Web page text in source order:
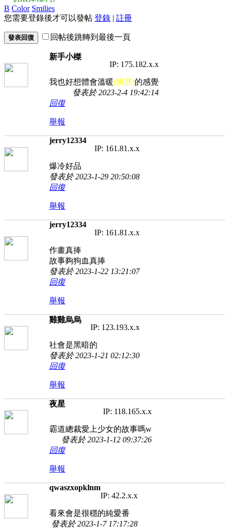
B Color Smilies
您需要登錄後才可以發帖 登錄 | 註冊
發表回復 回帖後跳轉到最後一頁
新手小榤
IP: 175.182.x.x
我也好想體會溫暖(胸部)的感覺
發表於 2023-2-4 19:42:14
回復
舉報
jerry12334
IP: 161.81.x.x
爆冷好品
發表於 2023-1-29 20:50:08
回復
舉報
jerry12334
IP: 161.81.x.x
作畫真捧
故事夠狗血真捧
發表於 2023-1-22 13:21:07
回復
舉報
雞雞烏烏
IP: 123.193.x.x
社會是黑暗的
發表於 2023-1-21 02:12:30
回復
舉報
夜星
IP: 118.165.x.x
霸道總裁愛上少女的故事嗎w
發表於 2023-1-12 09:37:26
回復
舉報
qwaszxopklnm
IP: 42.2.x.x
看來會是很穩的純愛番
發表於 2023-1-7 17:17:28